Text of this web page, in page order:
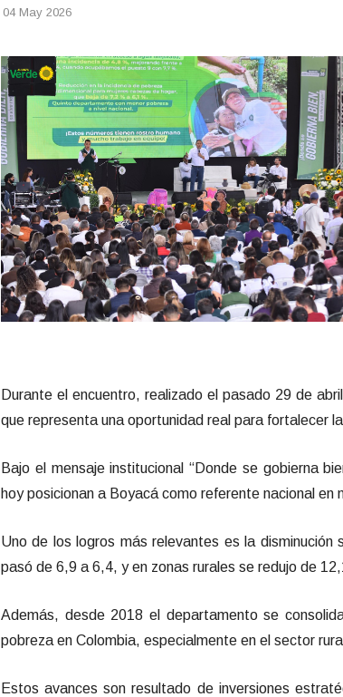
04 May 2026
Durante el encuentro, realizado el pasado 29 de
que representa una oportunidad real para fortalecer
Bajo el mensaje institucional “Donde se gobierna
hoy posicionan a Boyacá como referente nacional en
Uno de los logros más relevantes es la
pasó de 6,9 a 6,4, y en zonas rurales se redujo de
Además, desde 2018 el departamento se
pobreza en Colombia, especialmente en el sector
Estos avances son resultado de inversiones